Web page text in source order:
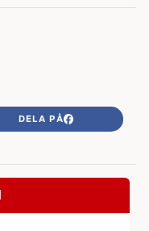
DELA PÅ